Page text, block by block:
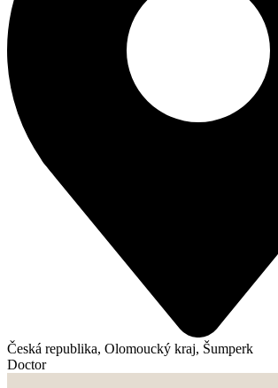
Česká republika, Olomoucký kraj, Šumperk
Doctor